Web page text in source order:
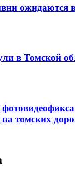
ожидаются
в Томской
томских